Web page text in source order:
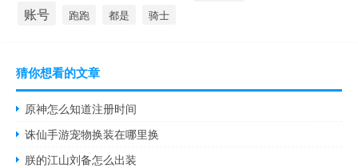
账号 跑跑 都是 骑士
猜你想看的文章
原神怎么知道注册时间
诛仙手游宠物换装在哪里换
朕的江山刘备怎么出装